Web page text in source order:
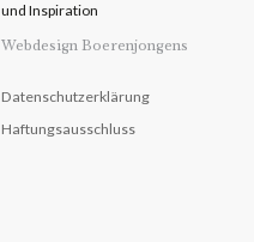
und Inspiration
Webdesign Boerenjongens
Datenschutzerklärung
Haftungsausschluss